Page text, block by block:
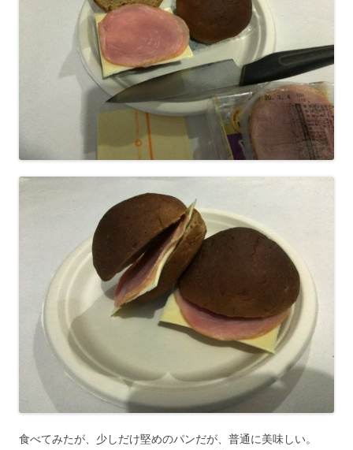
食べてみたが、少しだけ堅めのパンだが、普通に美味しい。